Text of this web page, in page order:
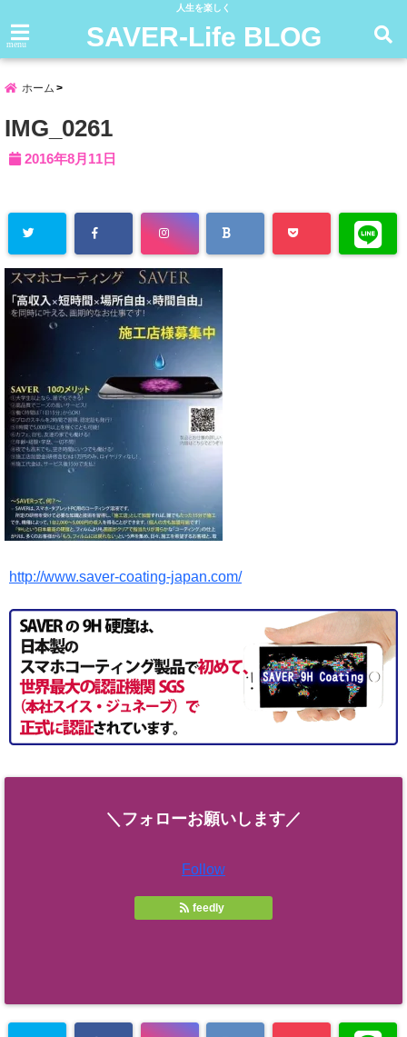
人生を楽しく
menu SAVER-Life BLOG
ホーム
IMG_0261
2016年8月11日
http://www.saver-coating-japan.com/
＼フォローお願いします／
Follow
feedly